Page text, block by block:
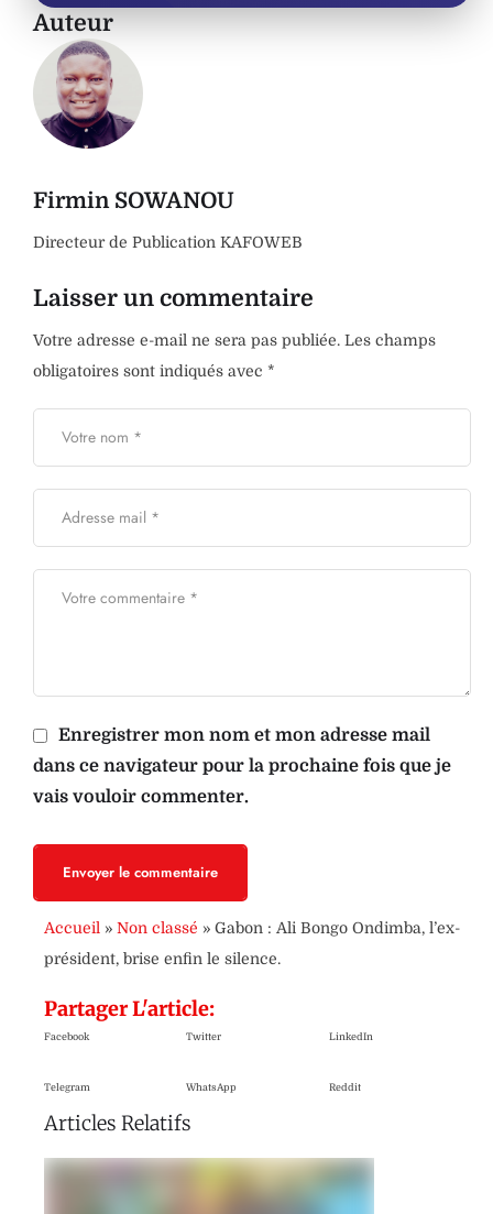
Auteur
Firmin SOWANOU
Directeur de Publication KAFOWEB
Laisser un commentaire
Votre adresse e-mail ne sera pas publiée. Les champs
obligatoires sont indiqués avec *
Enregistrer mon nom et mon adresse mail
dans ce navigateur pour la prochaine fois que je
vais vouloir commenter.
Envoyer le commentaire
Accueil » Non classé » Gabon : Ali Bongo Ondimba, l’ex-
président, brise enfin le silence.
Partager L'article:
Facebook Twitter LinkedIn
Telegram WhatsApp Reddit
Articles Relatifs